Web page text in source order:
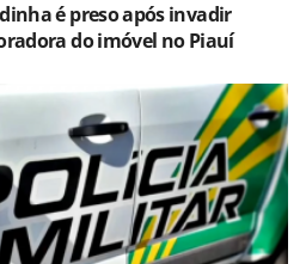
é preso após invadir
do imóvel no Piauí